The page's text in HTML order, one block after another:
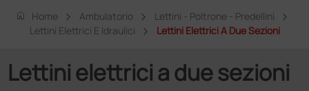
home Home Ambulatorio
Lettini - Poltrone - Predellini
Lettini Elettrici E Idraulici
Lettini Elettrici A Due Sezioni
Lettini elettrici a due sezioni